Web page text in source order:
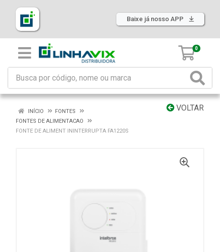
Baixe já nosso APP
0
VOLTAR
INÍCIO
FONTES
FONTES DE ALIMENTACAO
FONTE DE ALIMENT ININTERRUPTA FA1220S